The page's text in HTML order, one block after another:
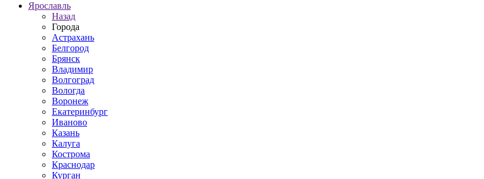
Ярославль
Назад
Города
Астрахань
Белгород
Брянск
Владимир
Волгоград
Вологда
Воронеж
Екатеринбург
Иваново
Казань
Калуга
Кострома
Краснодар
Курган